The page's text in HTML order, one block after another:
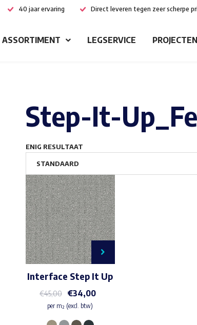
40 jaar ervaring Direct leveren tegen zeer scherpe
ASSORTIMENT LEGSERVICE PROJECTEN
Step-It-
ENIG RESULTAAT
Interface Step It Up
€45,00 €34,00
per m² (excl. btw)